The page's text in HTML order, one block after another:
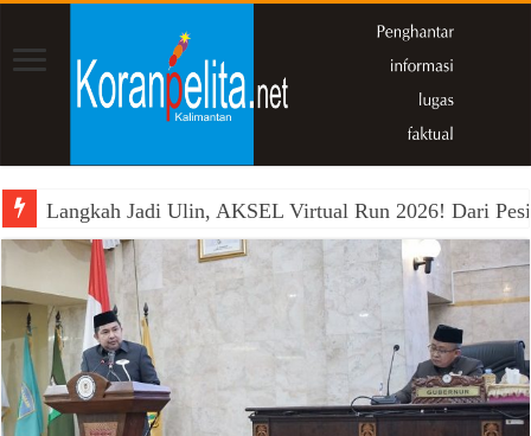
Langkah Jadi Ulin, AKSEL Virtual Run 2026! Dari